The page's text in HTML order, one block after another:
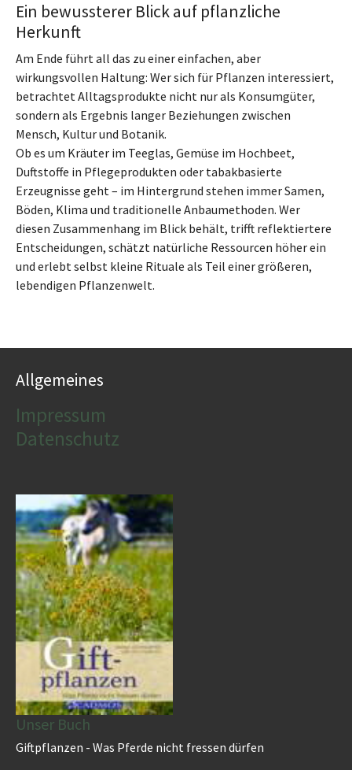
Ein bewussterer Blick auf pflanzliche
Herkunft
Am Ende führt all das zu einer einfachen, aber
wirkungsvollen Haltung: Wer sich für Pflanzen interessiert,
betrachtet Alltagsprodukte nicht nur als Konsumgüter,
sondern als Ergebnis langer Beziehungen zwischen
Mensch, Kultur und Botanik.
Ob es um Kräuter im Teeglas, Gemüse im Hochbeet,
Duftstoffe in Pflegeprodukten oder tabakbasierte
Erzeugnisse geht – im Hintergrund stehen immer Samen,
Böden, Klima und traditionelle Anbaumethoden. Wer
diesen Zusammenhang im Blick behält, trifft reflektiertere
Entscheidungen, schätzt natürliche Ressourcen höher ein
und erlebt selbst kleine Rituale als Teil einer größeren,
lebendigen Pflanzenwelt.
Allgemeines
Impressum
Datenschutz
Unser Buch
Giftpflanzen - Was Pferde nicht fressen dürfen